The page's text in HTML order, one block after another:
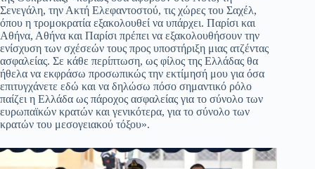
Σενεγάλη, την Ακτή Ελεφαντοστού, τις χώρες του Σαχέλ,
όπου η τρομοκρατία εξακολουθεί να υπάρχει. Παρίσι και
Αθήνα, Αθήνα και Παρίσι πρέπει να εξακολουθήσουν την
ενίσχυση των σχέσεών τους προς υποστήριξη μιας ατζέντας
ασφαλείας. Σε κάθε περίπτωση, ως φίλος της Ελλάδας θα
ήθελα να εκφράσω προσωπικώς την εκτίμησή μου για όσα
επιτυγχάνετε εδώ και να δηλώσω πόσο σημαντικό ρόλο
παίζει η Ελλάδα ως πάροχος ασφαλείας για το σύνολο των
ευρωπαϊκών κρατών και γενικότερα, για το σύνολο των
κρατών του μεσογειακού τόξου».